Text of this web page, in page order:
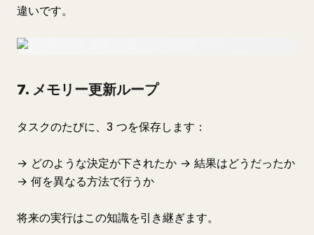
違いです。
7. メモリー更新ループ
タスクのたびに、3 つを保存します：
→ どのような決定が下されたか → 結果はどうだったか
→ 何を異なる方法で行うか
将来の実行はこの知識を引き継ぎます。